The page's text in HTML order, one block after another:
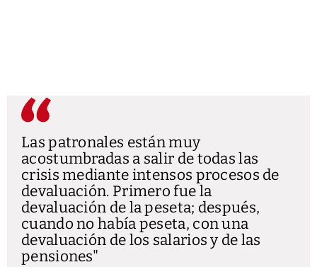
Las patronales están muy
acostumbradas a salir de todas las
crisis mediante intensos procesos de
devaluación. Primero fue la
devaluación de la peseta; después,
cuando no había peseta, con una
devaluación de los salarios y de las
pensiones